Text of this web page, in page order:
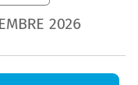
2026